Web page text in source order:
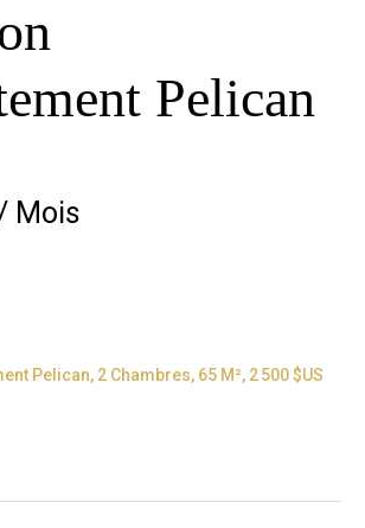
Pelican
Mois
Pelican, 2 Chambres, 65 M², 2 500 $US